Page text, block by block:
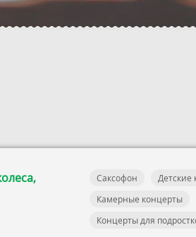
Саксофон Детские
Камерные концерты
Концерты для